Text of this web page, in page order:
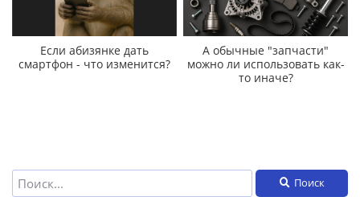
Если абизянке дать
смартфон - что изменится?
А обычные "запчасти"
можно ли использовать как-
то иначе?
Поиск